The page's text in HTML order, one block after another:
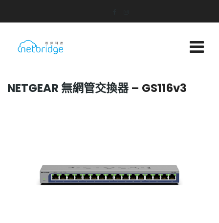
NETGEAR 無網管交換器 – GS116v3